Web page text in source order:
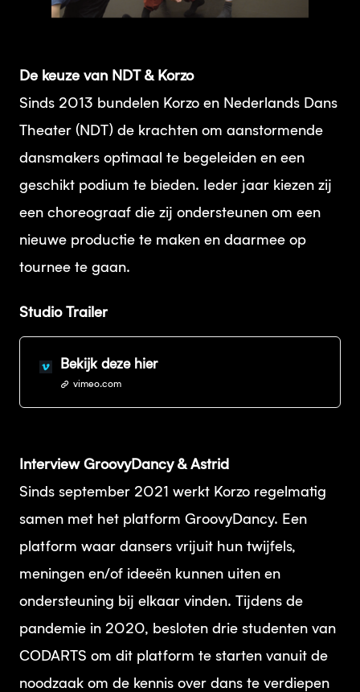
De keuze van NDT & Korzo
Sinds 2013 bundelen Korzo en Nederlands Dans
Theater (NDT) de krachten om aanstormende
dansmakers optimaal te begeleiden en een
geschikt podium te bieden. Ieder jaar kiezen zij
een choreograaf die zij ondersteunen om een
nieuwe productie te maken en daarmee op
tournee te gaan.
Studio Trailer
Bekijk deze hier
vimeo.com
Interview GroovyDancy & Astrid
Sinds september 2021 werkt Korzo regelmatig
samen met het platform GroovyDancy. Een
platform waar dansers vrijuit hun twijfels,
meningen en/of ideeën kunnen uiten en
ondersteuning bij elkaar vinden. Tijdens de
pandemie in 2020, besloten drie studenten van
CODARTS om dit platform te starten vanuit de
noodzaak om de kennis over dans te verdiepen